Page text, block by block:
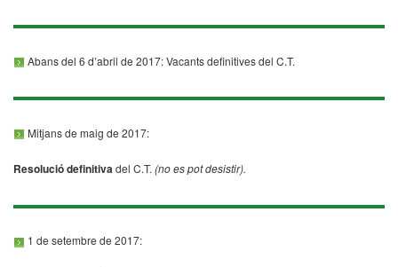
Abans del 6 d’abril de 2017: Vacants definitives del C.T.
Mitjans de maig de 2017:
Resolució definitivadel C.T. (no es pot desistir).
1 de setembre de 2017: